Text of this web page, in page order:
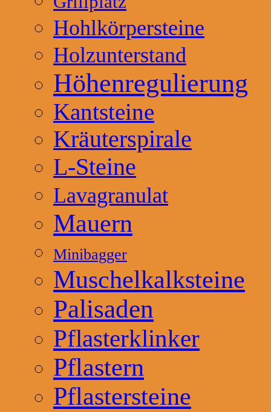
Hohlkörpersteine
Holzunterstand
Höhenregulierung
Kantsteine
Kräuterspirale
L-Steine
Lavagranulat
Mauern
Minibagger
Muschelkalksteine
Palisaden
Pflasterklinker
Pflastern
Pflastersteine